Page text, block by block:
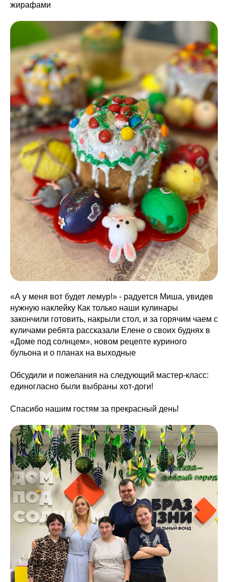
жирафами
«А у меня вот будет лемур!» - радуется Миша, увидев
нужную наклейку Как только наши кулинары
закончили готовить, накрыли стол, и за горячим чаем с
куличами ребята рассказали Елене о своих буднях в
«Доме под солнцем», новом рецепте куриного
бульона и о планах на выходные
Обсудили и пожелания на следующий мастер-класс:
единогласно были выбраны хот-доги!
Спасибо нашим гостям за прекрасный день!